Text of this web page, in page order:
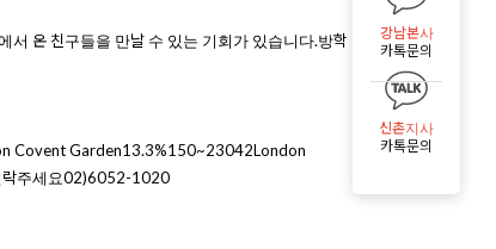
강남본사
카톡문의
신촌지사
카톡문의
서 온 친구들을 만날 수 있는 기회가 있습니다.방학
Covent Garden13.3%150~23042London
주세요02)6052-1020